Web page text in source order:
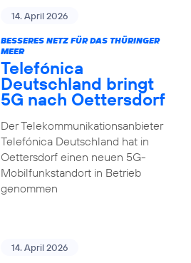
14. April 2026
BESSERES NETZ FÜR DAS THÜRINGER
MEER
Telefónica
Deutschland bringt
5G nach Oettersdorf
Der Telekommunikationsanbieter
Telefónica Deutschland hat in
Oettersdorf einen neuen 5G-
Mobilfunkstandort in Betrieb
genommen
14. April 2026